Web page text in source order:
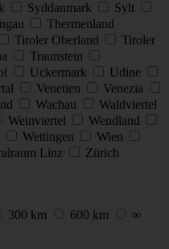
Syddanmark
Sylt
Thermenland
Tiroler Oberland
Tiroler
Traunstein
Uckermark
Udine
Venetien
Venezia
Wachau
Waldviertel
Weinviertel
Wendland
Wettingen
Wien
Linz
Zürich
300 km 600 km
∞